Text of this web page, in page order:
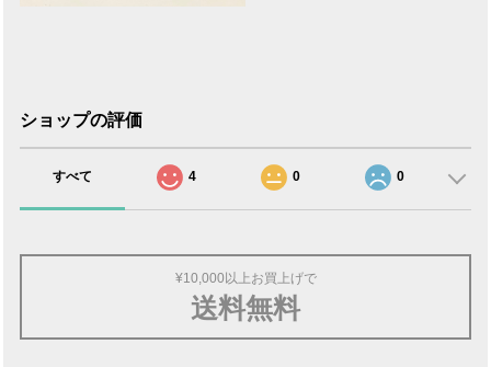
ショップの評価
すべて 4 0 0
¥10,000以上お買上げで
送料無料